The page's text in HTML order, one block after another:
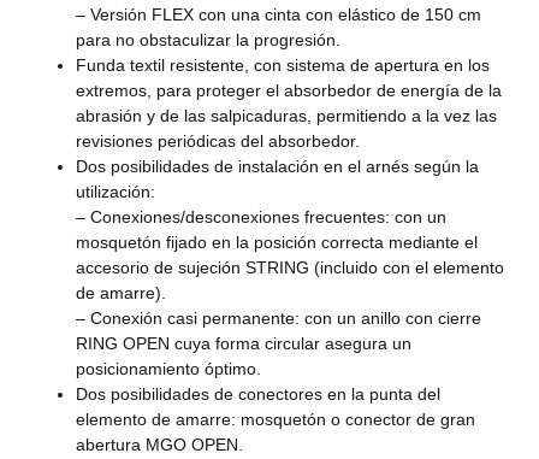
– Versión FLEX con una cinta con elástico de 150 cm
para no obstaculizar la progresión.
Funda textil resistente, con sistema de apertura en los
extremos, para proteger el absorbedor de energía de la
abrasión y de las salpicaduras, permitiendo a la vez las
revisiones periódicas del absorbedor.
Dos posibilidades de instalación en el arnés según la
utilización:
– Conexiones/desconexiones frecuentes: con un
mosquetón fijado en la posición correcta mediante el
accesorio de sujeción STRING (incluido con el elemento
de amarre).
– Conexión casi permanente: con un anillo con cierre
RING OPEN cuya forma circular asegura un
posicionamiento óptimo.
Dos posibilidades de conectores en la punta del
elemento de amarre: mosquetón o conector de gran
abertura MGO OPEN.